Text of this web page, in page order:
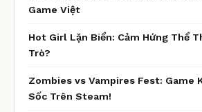
Game Việt
Hot Girl Lặn Biển: Cảm Hứng Thể
Trò?
Zombies vs Vampires Fest: Game
Sốc Trên Steam!